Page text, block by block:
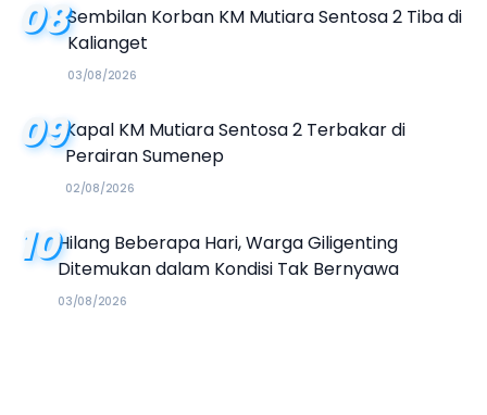
08Sembilan Korban KM Mutiara Sentosa 2 Tiba di
Kalianget
03/08/2026
09Kapal KM Mutiara Sentosa 2 Terbakar di
Perairan Sumenep
02/08/2026
10Hilang Beberapa Hari, Warga Giligenting
Ditemukan dalam Kondisi Tak Bernyawa
03/08/2026